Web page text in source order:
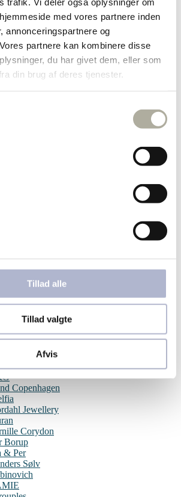
med vores partnere inden
annonceringspartnere og
partnere kan kombinere disse
du har givet dem, eller som
din brug af deres tjenester.
Tillad alle
Tillad valgte
Afvis
ringe
ringe
ringe
ringe
Dulce
& Sølv Design
Steel
Sandlau
Nor
Copenhagen
Jewellery
Corydon
Borup
& Per
Sølv